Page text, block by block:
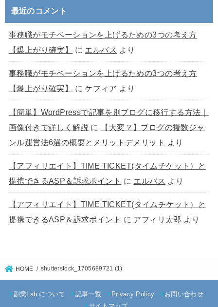
最近のコメント
事務職がモチベーションを上げるための3つの考え方
【爆上がり確実】
に エルバス より
事務職がモチベーションを上げるための3つの考え方
【爆上がり確実】
にケフィア より
【簡単】WordPressで記事を別ブログに移行する方法｜
画像付きで詳しく解説 に
【大変？】ブログの複数ジャ
ンル運営法6選の概要とメリットデメリット
より
【アフィリエイト】TIME TICKET(タイムチケット）と
提携できるASP＆訴求ポイント に エルバス より
【アフィリエイト】TIME TICKET(タイムチケット）と
提携できるASP＆訴求ポイント に アフィリ太郎 より
HOME shutterstock_1705689721 (1)
副業Lab.について 記事一覧 Privacy Policy
お問い合わせ